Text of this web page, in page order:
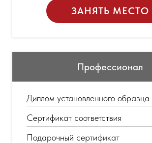
Профессионал
ЗАНЯТЬ МЕСТО
Диплом установленного образца
Сертификат соответствия
Подарочный сертификат